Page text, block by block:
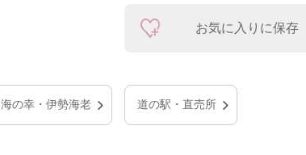
お気に入りに保存
海の幸・伊勢海老 道の駅・直売所